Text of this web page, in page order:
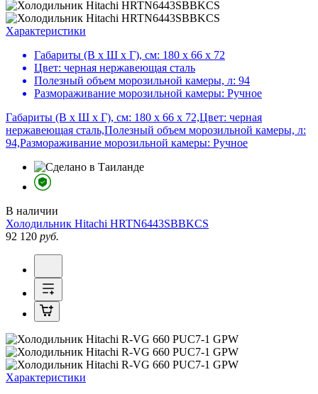
Характеристики
Габариты (В х Ш х Г), см: 180 х 66 х 72
Цвет: черная нержавеющая сталь
Полезный объем морозильной камеры, л: 94
Размораживание морозильной камеры: Ручное
Габариты (В х Ш х Г), см: 180 х 66 х 72,Цвет: черная
нержавеющая сталь,Полезный объем морозильной камеры, л:
94,Размораживание морозильной камеры: Ручное
В наличии
Холодильник Hitachi HRTN6443SBBKCS
92 120 руб.
Характеристики